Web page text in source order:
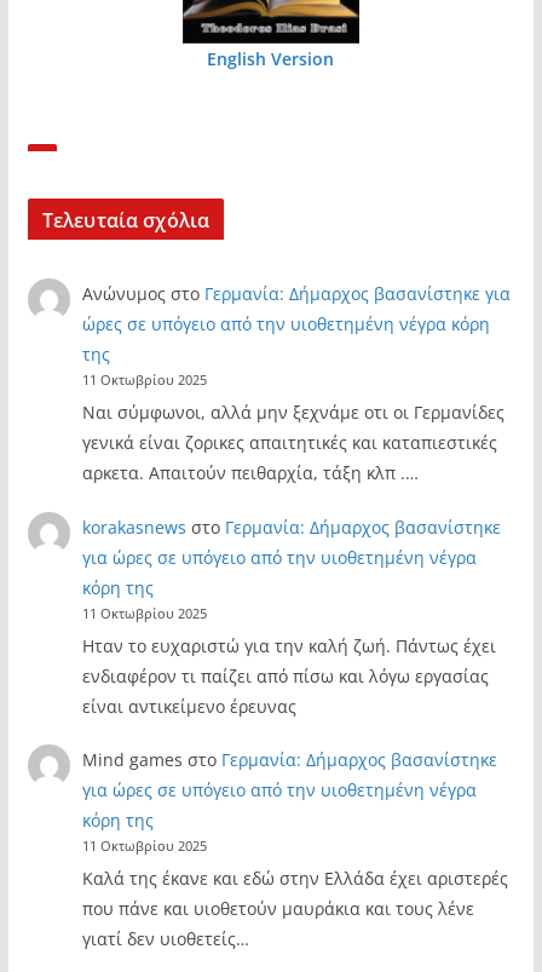
English Version
Τελευταία σχόλια
Ανώνυμος στο Γερμανία: Δήμαρχος βασανίστηκε για
ώρες σε υπόγειο από την υιοθετημένη νέγρα κόρη
της
11 Οκτωβρίου 2025
Ναι σύμφωνοι, αλλά μην ξεχνάμε οτι οι Γερμανίδες
γενικά είναι ζορικες απαιτητικές και καταπιεστικές
αρκετα. Απαιτούν πειθαρχία, τάξη κλπ .…
korakasnews στο Γερμανία: Δήμαρχος βασανίστηκε
για ώρες σε υπόγειο από την υιοθετημένη νέγρα
κόρη της
11 Οκτωβρίου 2025
Ηταν το ευχαριστώ για την καλή ζωή. Πάντως έχει
ενδιαφέρον τι παίζει από πίσω και λόγω εργασίας
είναι αντικείμενο έρευνας
Mind games στο Γερμανία: Δήμαρχος βασανίστηκε
για ώρες σε υπόγειο από την υιοθετημένη νέγρα
κόρη της
11 Οκτωβρίου 2025
Καλά της έκανε και εδώ στην Ελλάδα έχει αριστερές
που πάνε και υιοθετούν μαυράκια και τους λένε
γιατί δεν υιοθετείς…